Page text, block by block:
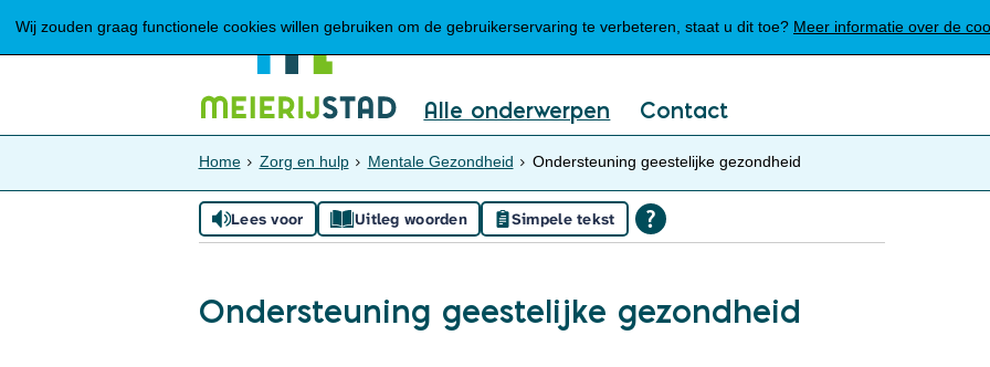
Wij zouden graag functionele cookies willen gebruiken om de gebruikerservaring te verbeteren, staat u dit toe? Meer informatie over de
Mijn Meierijstad
Alle onderwerpen Contact
Home Zorg en hulp Mentale Gezondheid Ondersteuning geestelijke gezondheid
Lees voor Uitleg woorden Simpele tekst
Ondersteuning geestelijke gezondheid